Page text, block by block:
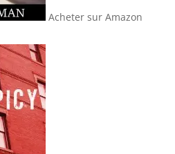
Acheter sur Amazon